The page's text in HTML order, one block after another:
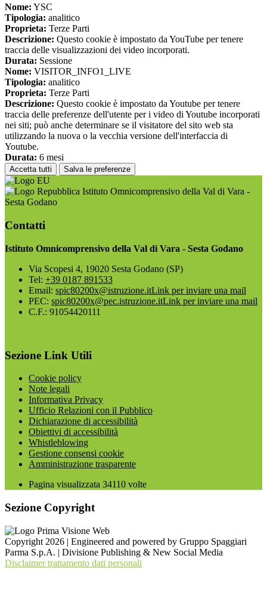
Nome: YSC
Tipologia: analitico
Proprieta: Terze Parti
Descrizione: Questo cookie è impostato da YouTube per tenere
traccia delle visualizzazioni dei video incorporati.
Durata: Sessione
Nome: VISITOR_INFO1_LIVE
Tipologia: analitico
Proprieta: Terze Parti
Descrizione: Questo cookie è impostato da Youtube per tenere
traccia delle preferenze dell'utente per i video di Youtube incorporati
nei siti; può anche determinare se il visitatore del sito web sta
utilizzando la nuova o la vecchia versione dell'interfaccia di
Youtube.
Durata: 6 mesi
Accetta tutti Salva le preferenze
Istituto Omnicomprensivo della Val di Vara -
Sesta Godano
Contatti
Istituto Omnicomprensivo della Val di Vara - Sesta Godano
Via Scopesi 4, 19020 Sesta Godano (SP)
Tel: +39 0187 891533
Email: spic80200x@istruzione.itLink per inviare una mail
PEC: spic80200x@pec.istruzione.itLink per inviare una mail
C.F.: 91054420111
Sezione Link Utili
Cookie policy
Note legali
Informativa Privacy
Ufficio Relazioni con il Pubblico
Dichiarazione di accessibilità
Obiettivi di accessibilità
Whistleblowing
Gestione consensi cookie
Amministrazione trasparente
Pagina visualizzata 34110 volte
Sezione Copyright
Copyright 2026 | Engineered and powered by Gruppo Spaggiari
Parma S.p.A. | Divisione Publishing & New Social Media
Disclaimer trattamento dati personali